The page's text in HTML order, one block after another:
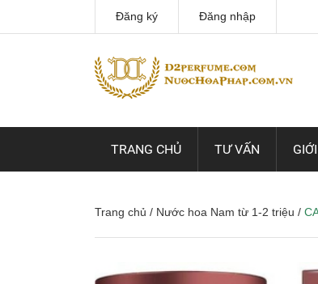
Đăng ký Đăng nhập
TRANG CHỦ TƯ VẤN
Trang chủ / Nước hoa Nam từ 1-2 triệu /